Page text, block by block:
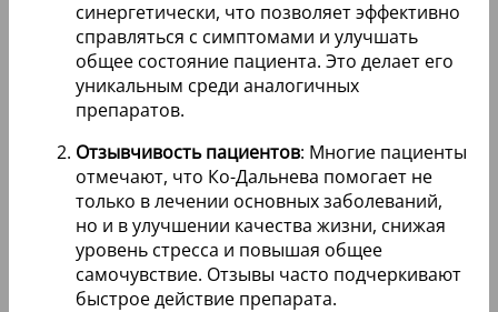
синергетически, что позволяет эффективно
справляться с симптомами и улучшать
общее состояние пациента. Это делает его
уникальным среди аналогичных
препаратов.
Отзывчивость пациентов: Многие пациенты
отмечают, что Ко-Дальнева помогает не
только в лечении основных заболеваний,
но и в улучшении качества жизни, снижая
уровень стресса и повышая общее
самочувствие. Отзывы часто подчеркивают
быстрое действие препарата.